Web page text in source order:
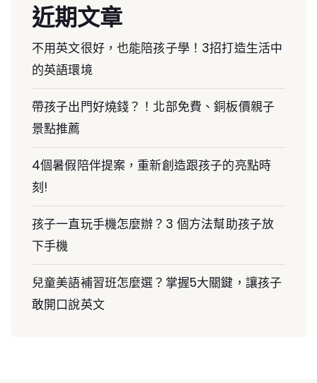
近期文章
不用英文很好，也能陪孩子學！3招打造生活中
的英語環境
帶孩子出門好燒錢？！北部免費、銅板價親子
景點推薦
4個暑假陪伴提案，重新創造跟孩子的亮點時
刻!
孩子一直玩手機怎麼辦？3 個方法幫助孩子放
下手機
兒童美語補習班怎麼選？掌握5大關鍵，讓孩子
敢開口說英文